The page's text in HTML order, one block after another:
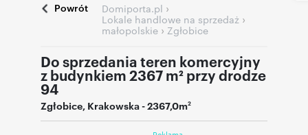
Powrót Domiporta.pl ›
Lokale handlowe na sprzedaż ›
małopolskie › Zgłobice
Do sprzedania teren komercyjny
z budynkiem 2367 m² przy drodze
94
Zgłobice, Krakowska- 2367,0m2